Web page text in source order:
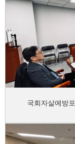
국회자살예방